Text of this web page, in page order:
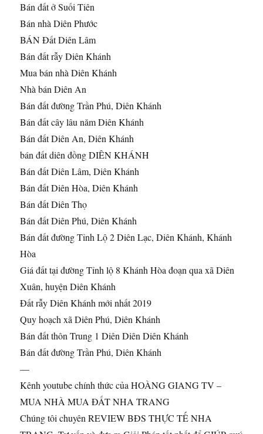
Bán đất ở Suối Tiên
Bán nhà Diên Phước
BÁN Đất Diên Lâm
Bán đất rẫy Diên Khánh
Mua bán nhà Diên Khánh
Nhà bán Diên An
Bán đất đường Trần Phú, Diên Khánh
Bán đất cây lâu năm Diên Khánh
Bán đất Diên An, Diên Khánh
bán đất diên đồng DIÊN KHÁNH
Bán đất Diên Lâm, Diên Khánh
Bán đất Diên Hòa, Diên Khánh
Bán đất Diên Thọ
Bán đất Diên Phú, Diên Khánh
Bán đất đường Tỉnh Lộ 2 Diên Lạc, Diên Khánh, Khánh
Hòa
Giá đất tại đường Tỉnh lộ 8 Khánh Hòa đoạn qua xã Diên
Xuân, huyện Diên Khánh
Đất rẫy Diên Khánh mới nhất 2019
Quy hoạch xã Diên Phú, Diên Khánh
Bán đất thôn Trung 1 Diên Diên Diên Khánh
Bán đất đường Trần Phú, Diên Khánh
—
Kênh youtube chính thức của HOÀNG GIANG TV –
MUA NHÀ MUA ĐẤT NHA TRANG
Chúng tôi chuyên REVIEW BĐS THỰC TẾ NHA